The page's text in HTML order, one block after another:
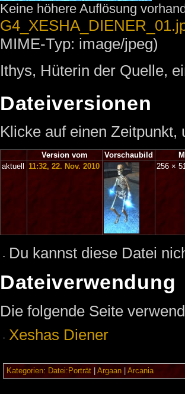
Keine höhere Auflösung
MIME-Typ: image/jpeg)
Ithys, Hüterin der Quelle,
Dateiversionen
Klicke auf einen
Version vom Vorschaubild
aktuell
11:32, 22. Nov. 2010 256 ×
Du kannst diese Datei
Dateiverwendung
Die folgende Seite
Xeshas Diener
Kategorien: Datei:Porträt| Argaan| Arcania